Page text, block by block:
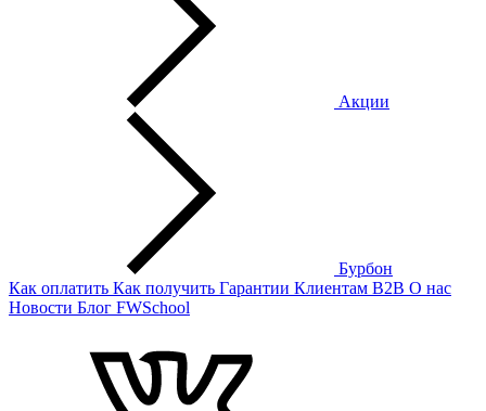
Акции
Бурбон
Как оплатить Как получить Гарантии Клиентам B2B О нас
Новости Блог FWSchool